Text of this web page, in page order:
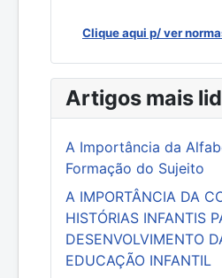
Clique aqui p/ ver
Artigos mais
A Importância da
Formação do Sujeito
A IMPORTÂNCIA DA
HISTÓRIAS INFANTIS
DESENVOLVIMENTO
EDUCAÇÃO INFANTIL